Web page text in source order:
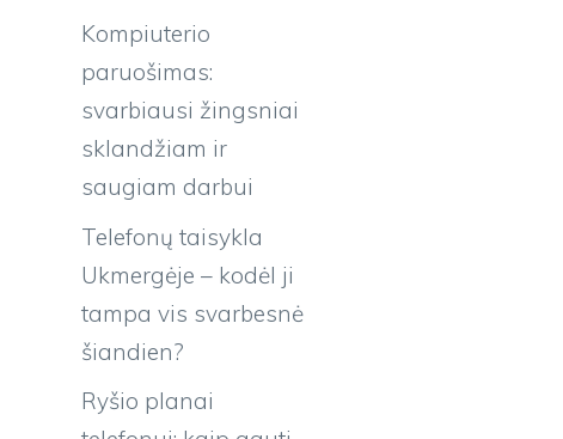
Kompiuterio
paruošimas:
svarbiausi žingsniai
sklandžiam ir
saugiam darbui
Telefonų taisykla
Ukmergėje – kodėl ji
tampa vis svarbesnė
šiandien?
Ryšio planai